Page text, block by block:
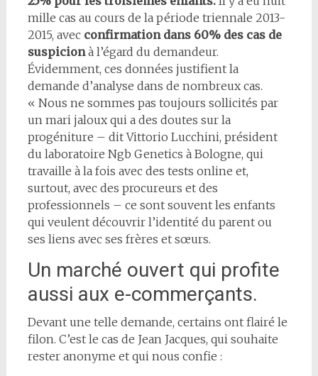
mille cas au cours de la période triennale 2013-
2015, avec confirmation dans 60% des cas de
suspicionà l’égard du demandeur.
Évidemment, ces données justifient la
demande d’analyse dans de nombreux cas.
« Nous ne sommes pas toujours sollicités par
un mari jaloux qui a des doutes sur la
progéniture – dit Vittorio Lucchini, président
du laboratoire Ngb Genetics à Bologne, qui
travaille à la fois avec des tests online et,
surtout, avec des procureurs et des
professionnels – ce sont souvent les enfants
qui veulent découvrir l’identité du parent ou
ses liens avec ses frères et sœurs.
Un marché ouvert qui profite
aussi aux e-commerçants.
Devant une telle demande, certains ont flairé le
filon. C’est le cas de Jean Jacques, qui souhaite
rester anonyme et qui nous confie :